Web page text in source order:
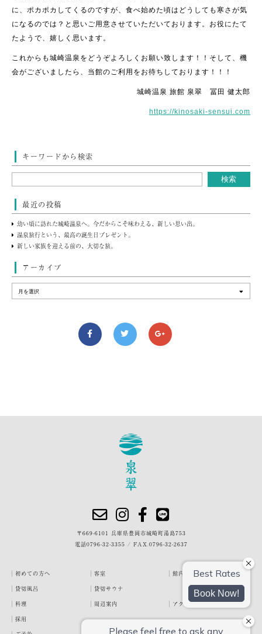
に、ポカポカしてくるのですが、食べ始めた頃はどうしても寒さが気
になるのでは？と思いご用意させていただいております。お役にたて
たようで、嬉しく思います。
これからも城崎温泉をどうぞよろしくお願い致します！！そして、機
会がございましたら、当館のご利用をお待ちしております！！！
城崎温泉 旅館 泉翠 冨田 健太郎
https://kinosaki-sensui.com
キーワードから検索
最近の投稿
幼い頃に訪れた城崎温泉へ。今だからこそ味わえる、新しい思い出。
温泉旅行という、最高の誕生日プレゼント。
新しい家族を迎える前の、大切な旅。
アーカイブ
〒669-6101 兵庫県豊岡市城崎町湯島753
電話0796-32-3355 / FAX.0796-32-2637
初めての方へ 客室
館内・施設
貸切風呂
貸切サウナ
料理
周辺案内
アクセス
採用